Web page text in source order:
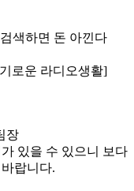
색하면 돈 아낀다
로운 라디오생활]
장
있을 수 있으니 보다
랍니다.